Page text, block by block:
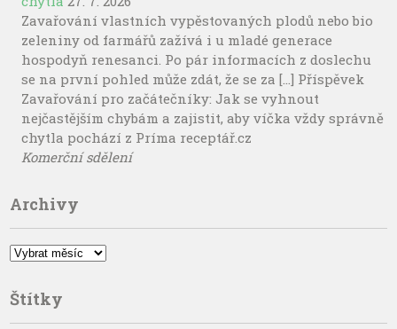
Zavařování vlastních vypěstovaných plodů nebo bio
zeleniny od farmářů zažívá i u mladé generace
hospodyň renesanci. Po pár informacích z doslechu
se na první pohled může zdát, že se za […] Příspěvek
Zavařování pro začátečníky: Jak se vyhnout
nejčastějším chybám a zajistit, aby víčka vždy správně
chytla pochází z Príma receptář.cz
Komerční sdělení
Archivy
Archivy
Štítky